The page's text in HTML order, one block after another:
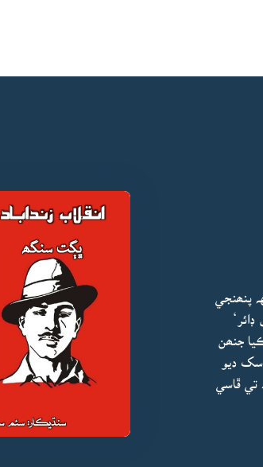
پنھنجي
ڊائر‘
جنھن
سک ديو
چوڪ تي ڦاسي